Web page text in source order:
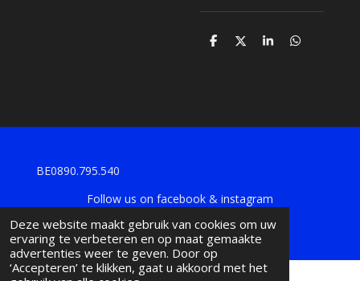
Deze website maakt gebruik van cookies om uw
ervaring te verbeteren en op maat gemaakte
advertenties weer te geven. Door op
‘Accepteren’ te klikken, gaat u akkoord met het
D
D
S
D
BE0890.795.540
Follow us on facebook & instagram